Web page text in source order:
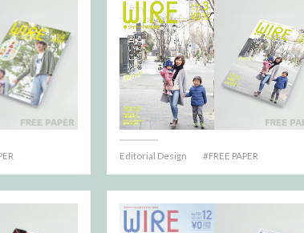
Editorial Design FREE PAPER